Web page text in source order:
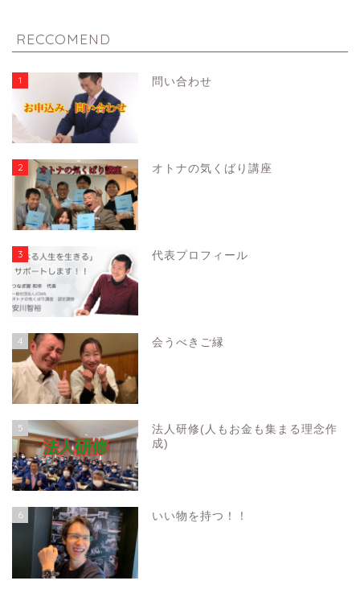
RECCOMEND
1 問い合わせ
2 オトナの気くばり講座
3 代表プロフィール
4 会うべきご縁
5
法人研修(人もお金も集まる理念作
成)
6 いい物を持つ！！